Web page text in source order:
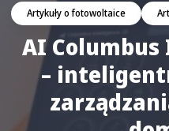
Artykuły o fotowoltaice
AI
–